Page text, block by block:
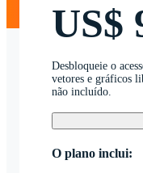
US$
Desbloqueie o
vetores e gráficos
não incluído.
O plano inclui: